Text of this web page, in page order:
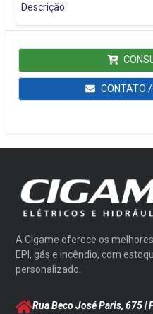
Descrição
CONTATO
A Cigame oferece os
EPI, gás e incêndio, com
personalizado.
Rua Beco José Paris, 675 |